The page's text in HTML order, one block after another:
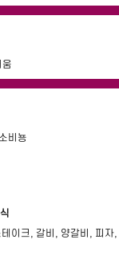
움
비뇽
이크, 갈비, 양갈비, 피자